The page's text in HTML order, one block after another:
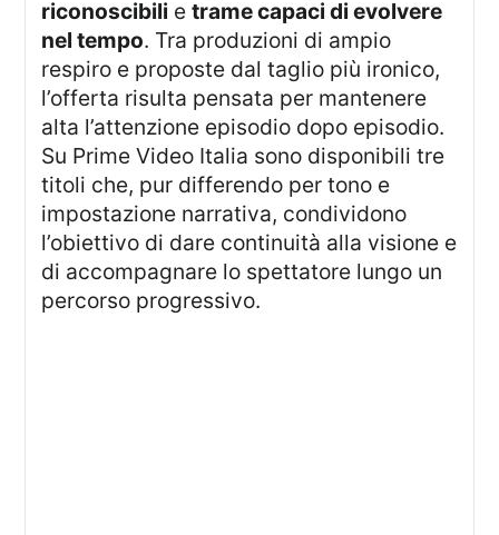
riconoscibili etrame capaci di evolvere
nel tempo. Tra produzioni di ampio
respiro e proposte dal taglio più ironico,
l’offerta risulta pensata per mantenere
alta l’attenzione episodio dopo episodio.
Su Prime Video Italia sono disponibili tre
titoli che, pur differendo per tono e
impostazione narrativa, condividono
l’obiettivo di dare continuità alla visione e
di accompagnare lo spettatore lungo un
percorso progressivo.